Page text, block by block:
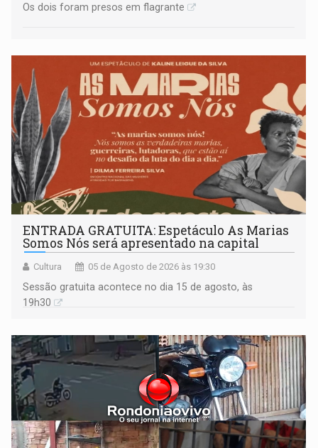
Os dois foram presos em flagrante
ENTRADA GRATUITA: Espetáculo As Marias
Somos Nós será apresentado na capital
Cultura 05 de Agosto de 2026 às 19:30
Sessão gratuita acontece no dia 15 de agosto, às
19h30